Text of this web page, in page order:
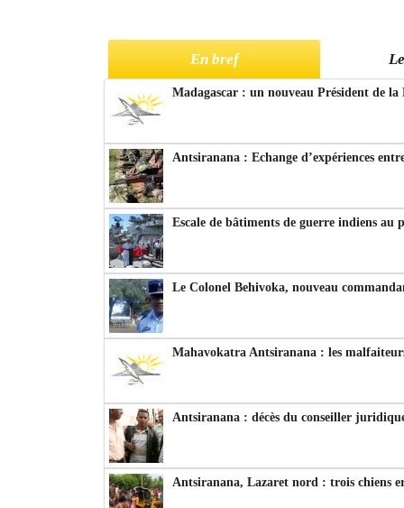
En bref
Madagascar : un nouveau Président de
Antsiranana : Echange d’expériences
Escale de bâtiments de guerre indiens au
Le Colonel Behivoka, nouveau
Mahavokatra Antsiranana : les
Antsiranana : décès du conseiller
Antsiranana, Lazaret nord : trois chiens